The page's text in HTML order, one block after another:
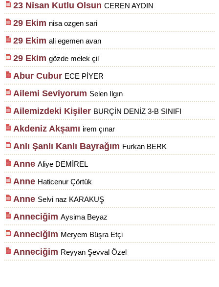
23 Nisan Kutlu Olsun CEREN AYDIN
29 Ekim nisa ozgen sari
29 Ekim ali egemen avan
29 Ekim gözde melek çil
Abur Cubur ECE PİYER
Ailemi Seviyorum Selen Ilgın
Ailemizdeki Kişiler BURÇİN DENİZ 3-B SINIFI
Akdeniz Akşamı irem çınar
Anlı Şanlı Kanlı Bayrağım Furkan BERK
Anne Aliye DEMİREL
Anne Haticenur Çörtük
Anne Selvi naz KARAKUŞ
Anneciğim Aysima Beyaz
Anneciğim Meryem Büşra Etçi
Anneciğim Reyyan Şevval Özel